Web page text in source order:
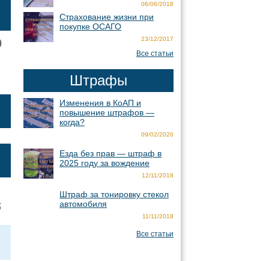
06/06/2018
Страхование жизни при
покупке ОСАГО
23/12/2017
Все статьи
Штрафы
Изменения в КоАП и
повышение штрафов —
когда?
09/02/2020
Езда без прав — штраф в
2025 году за вождение
12/11/2018
Штраф за тонировку стекол
автомобиля
11/11/2018
Все статьи